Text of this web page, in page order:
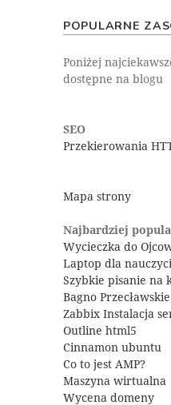
POPULARNE
Poniżej
dostępne na blogu
SEO
Przekierowania
Mapa strony
Najbardziej
Wycieczka do
Laptop dla
Szybkie pisanie na
Bagno Przecławskie
Zabbix Instalacja
Outline html5
Cinnamon ubuntu
Co to jest AMP?
Maszyna wirtualna
Wycena domeny